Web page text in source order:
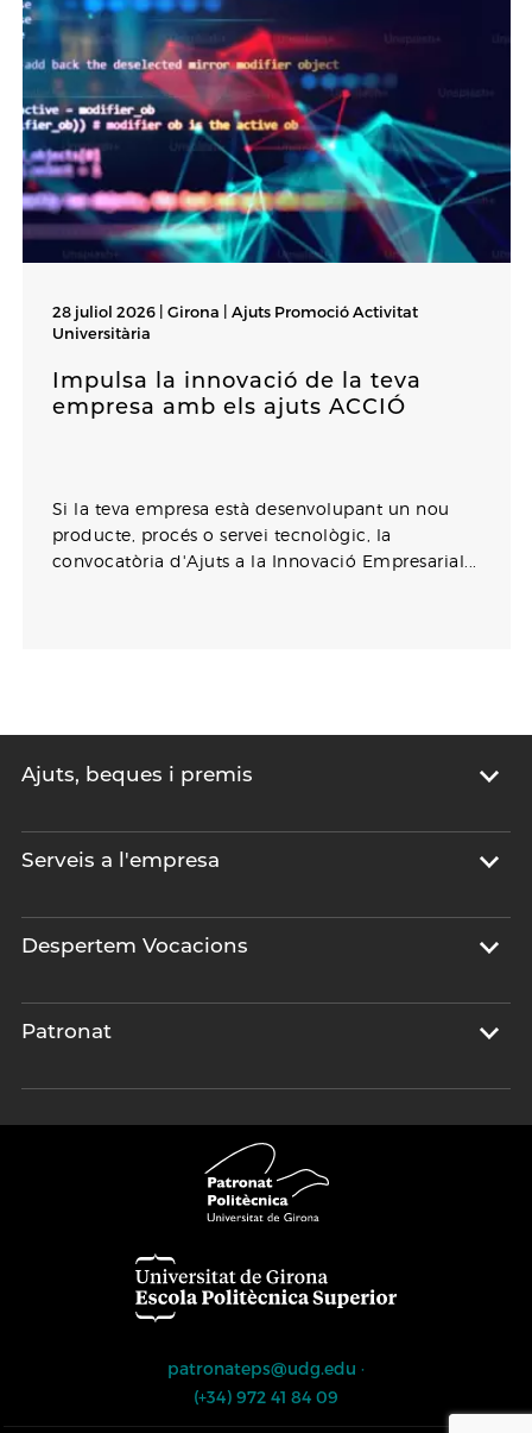
28 juliol 2026 | Girona | Ajuts Promoció Activitat
Universitària
Impulsa la innovació de la teva
empresa amb els ajuts ACCIÓ
Si la teva empresa està desenvolupant un nou
producte, procés o servei tecnològic, la
convocatòria d'Ajuts a la Innovació Empresarial...
Ajuts, beques i premis
Serveis a l'empresa
Despertem Vocacions
Patronat
patronateps@udg.edu ·
(+34) 972 41 84 09